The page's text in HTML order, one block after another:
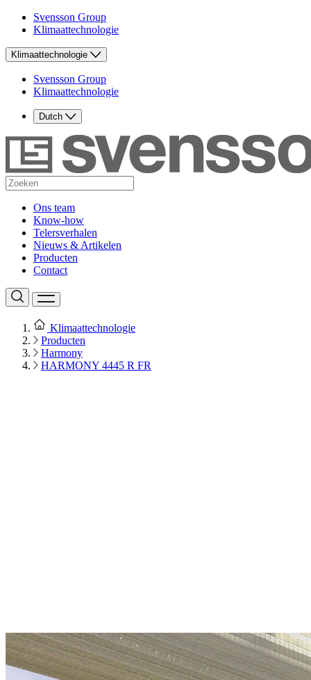
Svensson Group
Klimaattechnologie
Klimaattechnologie
Svensson Group
Klimaattechnologie
Dutch
Ons team
Know-how
Telersverhalen
Nieuws & Artikelen
Producten
Contact
Klimaattechnologie
Producten
Harmony
HARMONY 4445 R FR